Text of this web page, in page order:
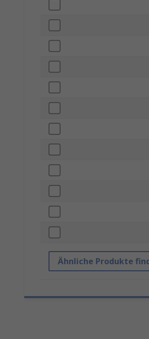
Ähnliche Produkte